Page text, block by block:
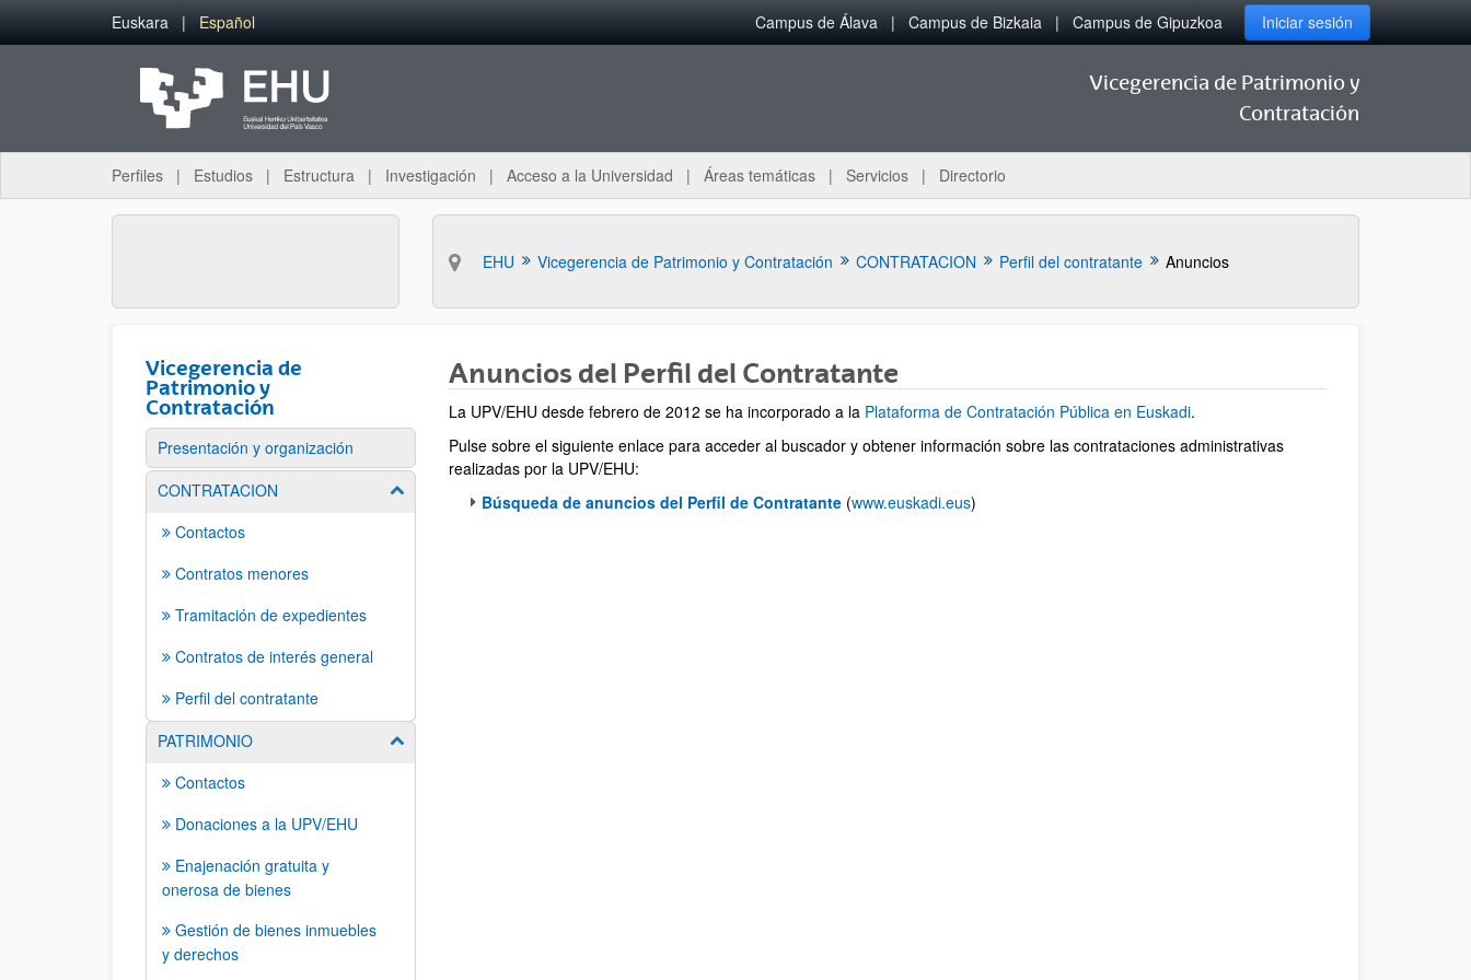
Saltar al contenido principal
Euskara Español Campus de Álava Campus de Bizkaia Campus de Gipuzkoa Iniciar sesión
Vicegerencia de Patrimonio y
Contratación
Perfiles Estudios Estructura Investigación Acceso a la Universidad Áreas temáticas Servicios Directorio
EHU Vicegerencia de Patrimonio y Contratación CONTRATACION Perfil del contratante Anuncios
Vicegerencia de
Patrimonio y
Contratación
Presentación y organización
CONTRATACION
Mostrar/ocultar subpáginas
Contactos
Contratos menores
Tramitación de expedientes
Contratos de interés general
Perfil del contratante
PATRIMONIO
Mostrar/ocultar subpáginas
Contactos
Donaciones a la UPV/EHU
Enajenación gratuita y
onerosa de bienes
Gestión de bienes inmuebles
y derechos
Anuncios del Perfil del Contratante
La UPV/EHU desde febrero de 2012 se ha incorporado a la Plataforma de Contratación Pública en Euskadi.
Pulse sobre el siguiente enlace para acceder al buscador y obtener información sobre las contrataciones administrativas
realizadas por la UPV/EHU:
Búsqueda de anuncios del Perfil de Contratante (www.euskadi.eus)